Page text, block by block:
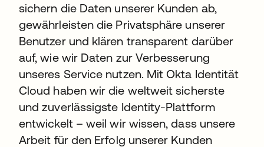
sichern die Daten unserer Kunden ab,
gewährleisten die Privatsphäre unserer
Benutzer und klären transparent darüber
auf, wie wir Daten zur Verbesserung
unseres Service nutzen. Mit Okta Identität
Cloud haben wir die weltweit sicherste
und zuverlässigste Identity-Plattform
entwickelt – weil wir wissen, dass unsere
Arbeit für den Erfolg unserer Kunden